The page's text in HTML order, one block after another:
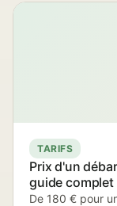
TARIFS
Prix d'un
guide complet
De 180 € pour